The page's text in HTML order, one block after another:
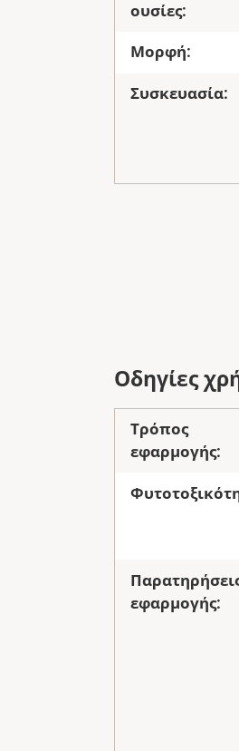
ουσίες:
Μορφή:
Συσκευασία:
Οδηγίες
Τρόπος
εφαρμογής:
εφαρμογής: